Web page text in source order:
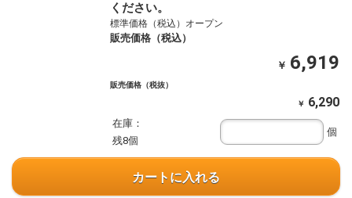
ください。
標準価格（税込）オープン
販売価格（税込）
￥ 6,919
販売価格（税抜）
￥ 6,290
在庫：
残8個
個
カートに入れる